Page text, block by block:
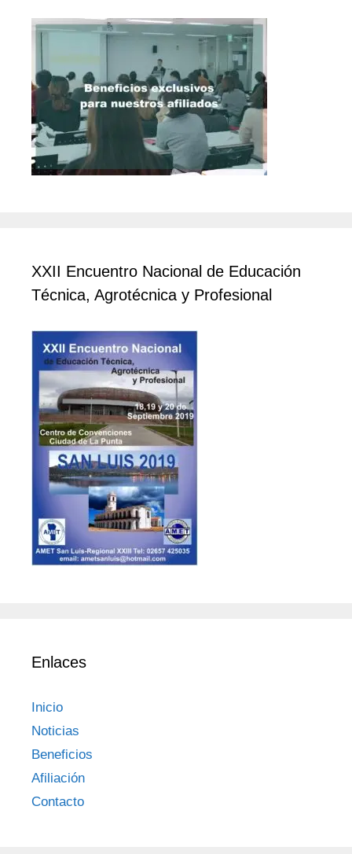
XXII Encuentro Nacional de Educación
Técnica, Agrotécnica y Profesional
Enlaces
Inicio
Noticias
Beneficios
Afiliación
Contacto